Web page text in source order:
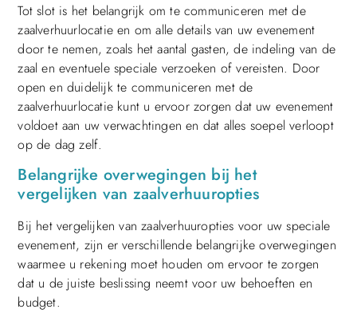
Tot slot is het belangrijk om te communiceren met de
zaalverhuurlocatie en om alle details van uw evenement
door te nemen, zoals het aantal gasten, de indeling van de
zaal en eventuele speciale verzoeken of vereisten. Door
open en duidelijk te communiceren met de
zaalverhuurlocatie kunt u ervoor zorgen dat uw evenement
voldoet aan uw verwachtingen en dat alles soepel verloopt
op de dag zelf.
Belangrijke overwegingen bij het
vergelijken van zaalverhuuropties
Bij het vergelijken van zaalverhuuropties voor uw speciale
evenement, zijn er verschillende belangrijke overwegingen
waarmee u rekening moet houden om ervoor te zorgen
dat u de juiste beslissing neemt voor uw behoeften en
budget.